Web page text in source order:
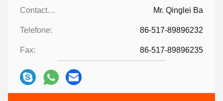
Contactos: Mr. Qinglei Ba
Telefone: 86-517-89896232
Fax: 86-517-89896235